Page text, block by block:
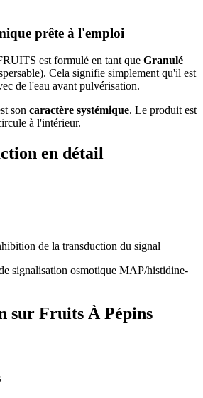
prête à l'emploi
est formulé en tant que Granulé
Cela signifie simplement qu'il est
de l'eau avant pulvérisation.
son caractère systémique. Le produit est
à l'intérieur.
en détail
de la transduction du signal
signalisation osmotique MAP/histidine-
sur Fruits À Pépins